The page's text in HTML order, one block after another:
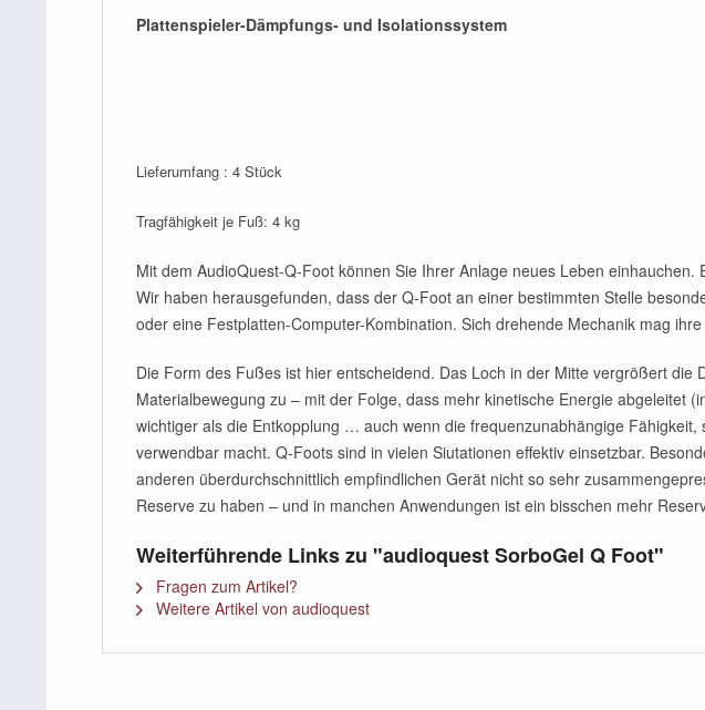
Plattenspieler-Dämpfungs- und Isolationssystem
Lieferumfang : 4 Stück
Tragfähigkeit je Fuß: 4 kg
Mit dem AudioQuest-Q-Foot können Sie Ihrer Anlage neues Leben
Wir haben herausgefunden, dass der Q-Foot an einer bestimmten Stelle
oder eine Festplatten-Computer-Kombination. Sich drehende Mechanik mag
Die Form des Fußes ist hier entscheidend. Das Loch in der Mitte vergrößert
Materialbewegung zu – mit der Folge, dass mehr kinetische Energie abgeleitet
wichtiger als die Entkopplung … auch wenn die frequenzunabhängige
verwendbar macht. Q-Foots sind in vielen Siutationen effektiv einsetzbar.
anderen überdurchschnittlich empfindlichen Gerät nicht so sehr
Reserve zu haben – und in manchen Anwendungen ist ein bisschen mehr
Weiterführende Links zu "audioquest SorboGel Q Foot"
Fragen zum Artikel?
Weitere Artikel von audioquest